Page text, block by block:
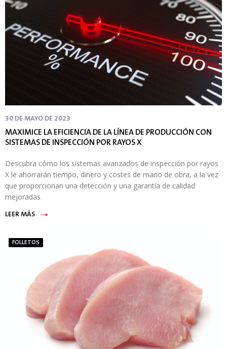
30 DE MAYO DE 2023
MAXIMICE LA EFICIENCIA DE LA LÍNEA DE PRODUCCIÓN CON
SISTEMAS DE INSPECCIÓN POR RAYOS X
Descubra cómo los sistemas avanzados de inspección por rayos
X le ahorrarán tiempo, dinero y costes de mano de obra, a la vez
que proporcionan una detección y una garantía de calidad
mejoradas.
LEER MÁS
FOLLETOS